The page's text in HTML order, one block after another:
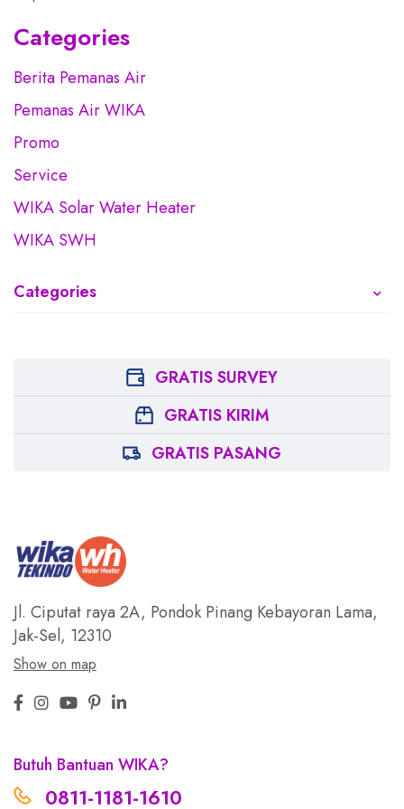
Categories
Berita Pemanas Air
Pemanas Air WIKA
Promo
Service
WIKA Solar Water Heater
WIKA SWH
Categories
GRATIS SURVEY
GRATIS KIRIM
GRATIS PASANG
Jl. Ciputat raya 2A, Pondok Pinang Kebayoran Lama,
Jak-Sel, 12310
Show on map
Butuh Bantuan WIKA?
0811-1181-1610